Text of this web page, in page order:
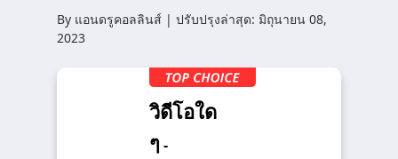
By แอนดรูคอลลินส์ | ปรับปรุงล่าสุด: มิถุนายน 08,
2023
วิดีโอใด
ๆ -